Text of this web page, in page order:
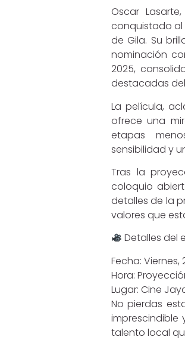
Oscar
conquistado al
de Gila. Su
nominación
2025,
destacadas
La película,
ofrece una
etapas
sensibilidad y
Tras la
coloquio
detalles de la
valores que
Detalles del
Fecha:
Hora:
Lugar: Cine
No pierdas
imprescindible
talento local